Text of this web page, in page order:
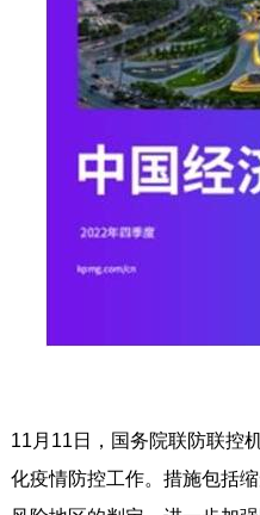
11月11日，国务院联防联控
化疫情防控工作。措施包括